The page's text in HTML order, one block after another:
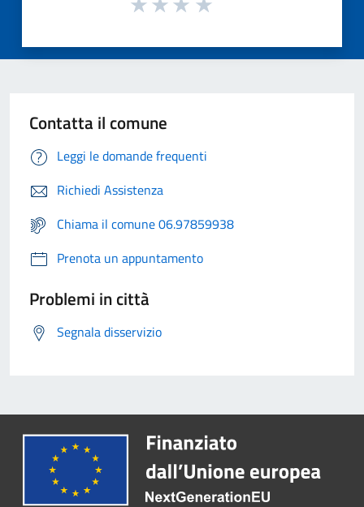
Contatta il comune
Leggi le domande frequenti
Richiedi Assistenza
Chiama il comune 06.97859938
Prenota un appuntamento
Problemi in città
Segnala disservizio